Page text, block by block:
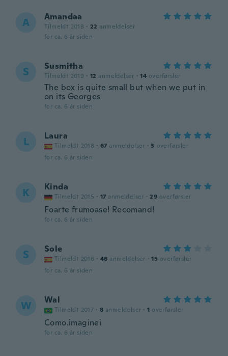
A Amandaa
Tilmeldt 2018 · 22 anmeldelser
for ca. 6 år siden
S Susmitha
Tilmeldt 2019 · 12 anmeldelser · 14 overførsler
The box is quite small but when we put in
on its Georges
for ca. 6 år siden
L Laura
Tilmeldt 2018 · 67 anmeldelser · 3 overførsler
for ca. 6 år siden
K Kinda
Tilmeldt 2015 · 17 anmeldelser · 29 overførsler
Foarte frumoase! Recomand!
for ca. 6 år siden
S Sole
Tilmeldt 2016 · 46 anmeldelser · 15 overførsler
for ca. 6 år siden
W Wal
Tilmeldt 2017 · 8 anmeldelser · 1 overførsler
Como.imaginei
for ca. 6 år siden